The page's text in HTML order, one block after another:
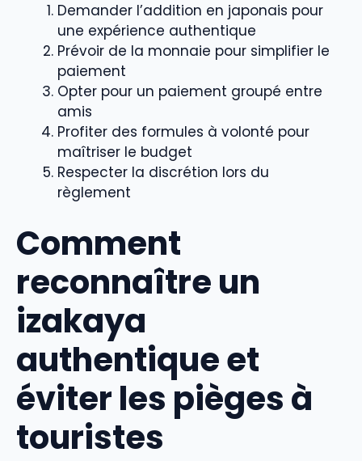
Demander l’addition en japonais pour
une expérience authentique
Prévoir de la monnaie pour simplifier le
paiement
Opter pour un paiement groupé entre
amis
Profiter des formules à volonté pour
maîtriser le budget
Respecter la discrétion lors du
règlement
Comment
reconnaître un
izakaya
authentique et
éviter les pièges à
touristes